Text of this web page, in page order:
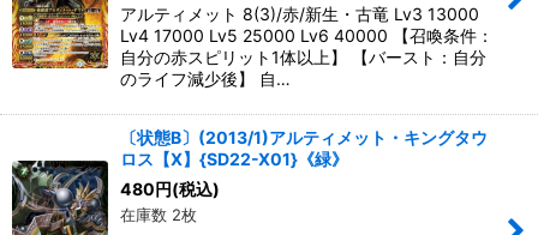
アルティメット 8(3)/赤/新生・古竜 Lv3 13000
Lv4 17000 Lv5 25000 Lv6 40000 【召喚条件：
自分の赤スピリット1体以上】 【バースト：自分
のライフ減少後】 自…
〔状態B〕(2013/1)アルティメット・キングタウ
ロス【X】{SD22-X01}《緑》
480 円(税込)
在庫数 2枚